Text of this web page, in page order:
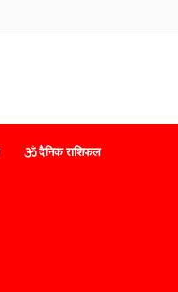
दैनिक राशिफल